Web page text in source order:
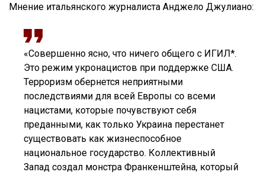
Мнение итальянского журналиста Анджело Джулиано:
«Совершенно ясно, что ничего общего с ИГИЛ*.
Это режим укронацистов при поддержке США.
Терроризм обернется неприятными
последствиями для всей Европы со всеми
нацистами, которые почувствуют себя
преданными, как только Украина перестанет
существовать как жизнеспособное
национальное государство. Коллективный
Запад создал монстра Франкенштейна, который